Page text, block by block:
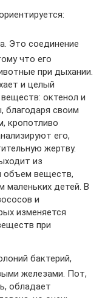
Это соединение
что его
при дыхании.
и целый
веществ: октенол и
благодаря своим
кропотливо
его,
жертву.
из
объем веществ,
маленьких детей. В
и
изменяется
при
бактерий,
железами. Пот,
обладает